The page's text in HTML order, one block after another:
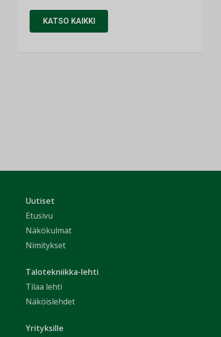
KATSO KAIKKI
Uutiset
Etusivu
Näkökulmat
Nimitykset
Talotekniikka-lehti
Tilaa lehti
Näköislehdet
Yrityksille